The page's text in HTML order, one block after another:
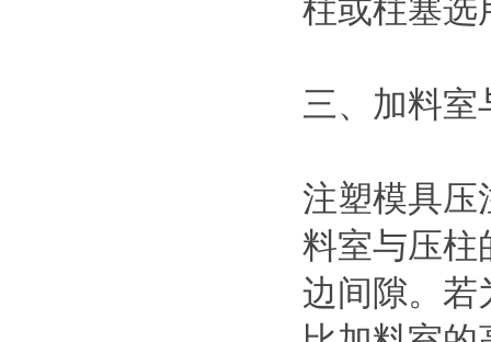
柱或柱塞选
三、加料室
注塑模具压
料室与压柱
边间隙。若